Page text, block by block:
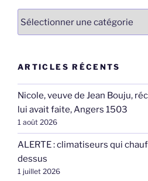
ARTICLES RÉCENTS
Nicole, veuve de Jean Bouju,
lui avait faite, Angers 1503
1 août 2026
ALERTE : climatiseurs qui
dessus
1 juillet 2026